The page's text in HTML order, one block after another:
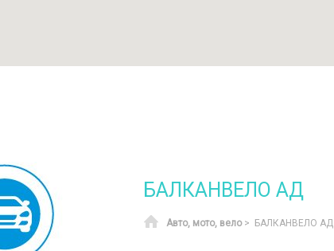
БАЛКАНВЕЛО АД
Начало
Авто, мото, вело > БАЛКАНВЕЛО АД